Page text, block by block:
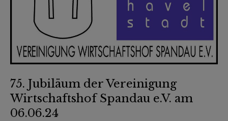
75. Jubiläum der Vereinigung
Wirtschaftshof Spandau e.V. am
06.06.24